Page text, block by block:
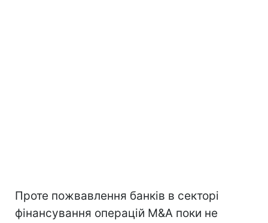
Проте пожвавлення банків в секторі
фінансування операцій M&A поки не